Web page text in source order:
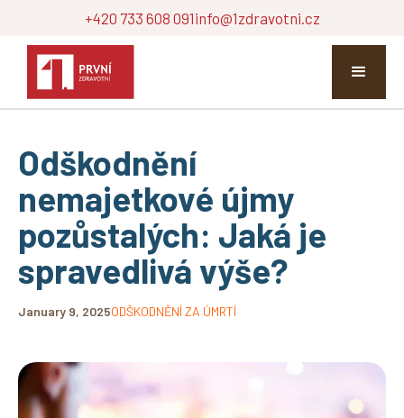
+420 733 608 091info@1zdravotni.cz
Odškodnění
nemajetkové újmy
pozůstalých: Jaká je
spravedlivá výše?
January 9, 2025ODŠKODNĚNÍ ZA ÚMRTÍ